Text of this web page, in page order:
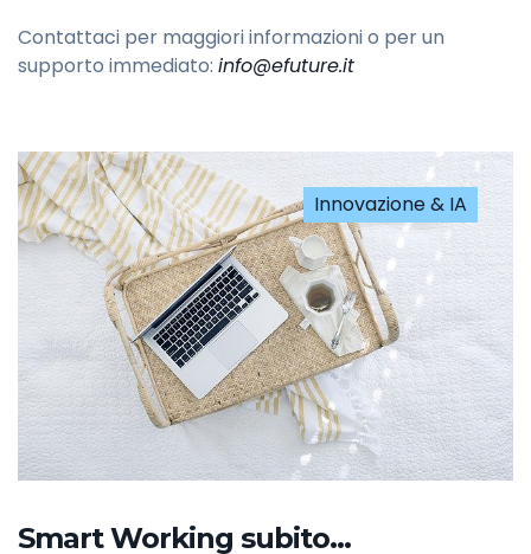
Contattaci per maggiori informazioni o per un
supporto immediato: info@efuture.it
Innovazione & IA
Smart Working subito…